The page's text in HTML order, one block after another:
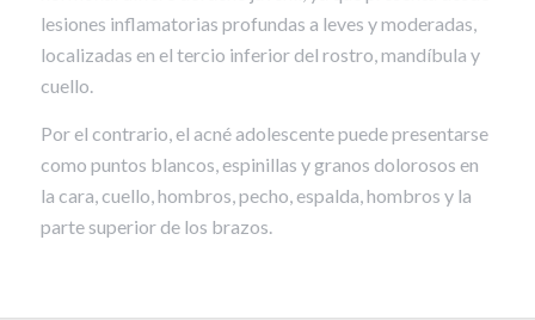
lesiones inflamatorias profundas a leves y moderadas,
localizadas en el tercio inferior del rostro, mandíbula y
cuello.
Por el contrario, el acné adolescente puede presentarse
como puntos blancos, espinillas y granos dolorosos en
la cara, cuello, hombros, pecho, espalda, hombros y la
parte superior de los brazos.